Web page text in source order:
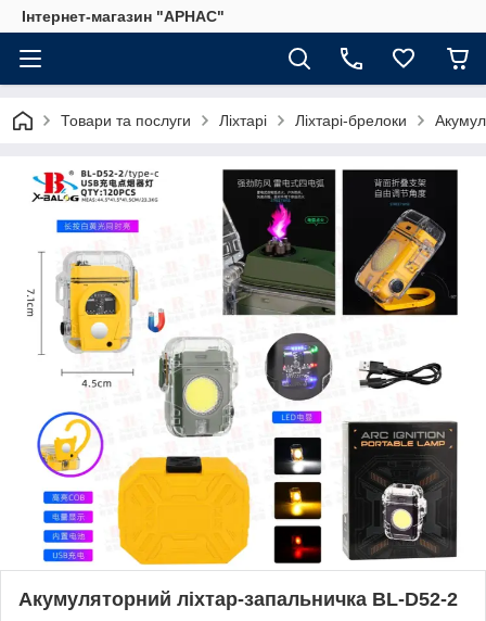
Інтернет-магазин "АРНАС"
Товари та послуги Ліхтарі Ліхтарі-брелоки
Акумуляторний ліхтар-запальничка BL-D52-2